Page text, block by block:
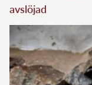
avslöjad